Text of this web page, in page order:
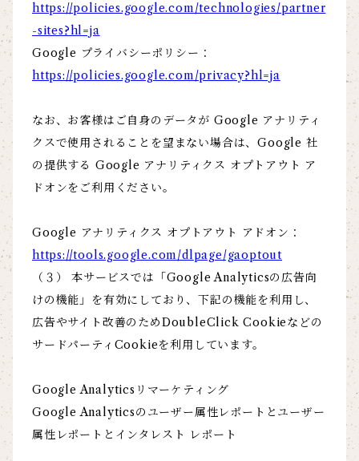
https://policies.google.com/technologies/partner
-sites?hl=ja
Google プライバシーポリシー：
https://policies.google.com/privacy?hl=ja
なお、お客様はご自身のデータが Google アナリティ
クスで使用されることを望まない場合は、Google 社
の提供する Google アナリティクス オプトアウト ア
ドオンをご利用ください。
Google アナリティクス オプトアウト アドオン：
https://tools.google.com/dlpage/gaoptout
（３） 本サービスでは「Google Analyticsの広告向
けの機能」を有効にしており、下記の機能を利用し、
広告やサイト改善のためDoubleClick Cookieなどの
サードパーティCookieを利用しています。
Google Analyticsリマーケティング
Google Analyticsのユーザー属性レポートとユーザー
属性レポートとインタレスト レポート